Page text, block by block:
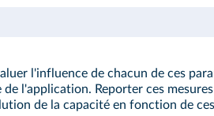
l'influence de chacun de ces
de l'application. Reporter ces
de la capacité en fonction de